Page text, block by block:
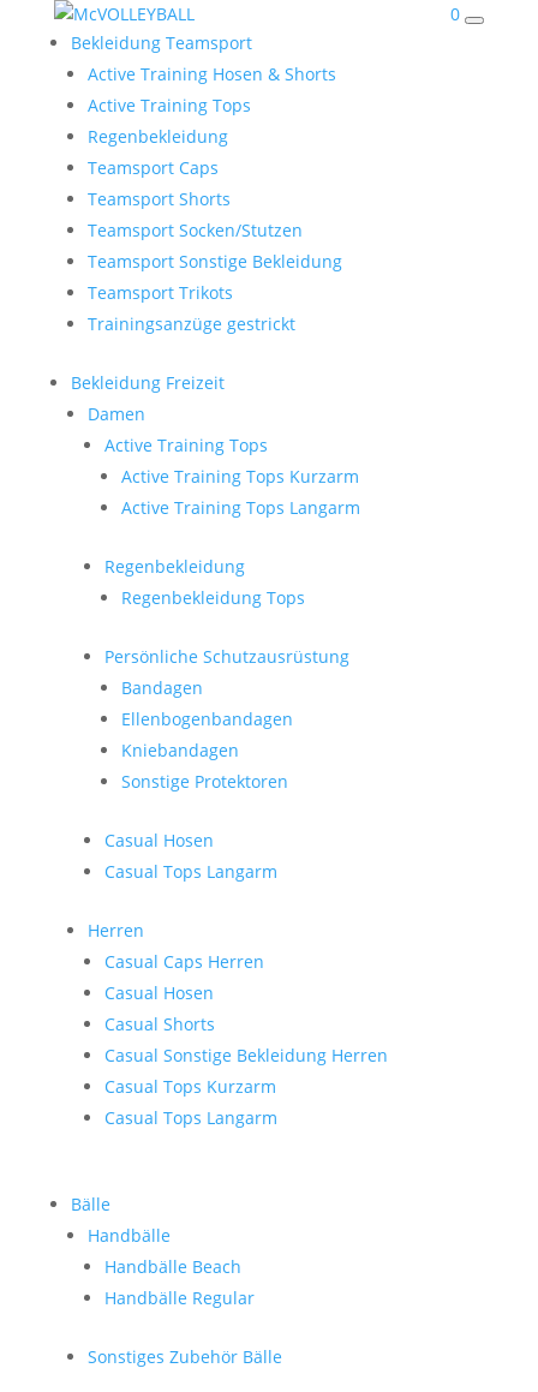
0
Bekleidung Teamsport
Active Training Hosen & Shorts
Active Training Tops
Regenbekleidung
Teamsport Caps
Teamsport Shorts
Teamsport Socken/Stutzen
Teamsport Sonstige Bekleidung
Teamsport Trikots
Trainingsanzüge gestrickt
Bekleidung Freizeit
Damen
Active Training Tops
Active Training Tops Kurzarm
Active Training Tops Langarm
Regenbekleidung
Regenbekleidung Tops
Persönliche Schutzausrüstung
Bandagen
Ellenbogenbandagen
Kniebandagen
Sonstige Protektoren
Casual Hosen
Casual Tops Langarm
Herren
Casual Caps Herren
Casual Hosen
Casual Shorts
Casual Sonstige Bekleidung Herren
Casual Tops Kurzarm
Casual Tops Langarm
Bälle
Handbälle
Handbälle Beach
Handbälle Regular
Sonstiges Zubehör Bälle